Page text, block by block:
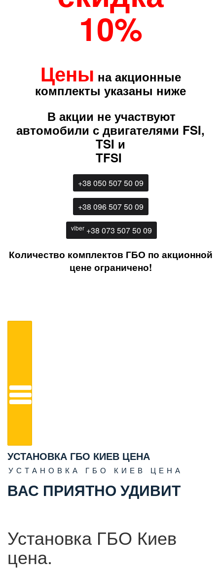
10%
Цены на акционные
комплекты указаны ниже
В акции не участвуют
автомобили с двигателями FSI,
TSI и
TFSI
+38 050 507 50 09
+38 096 507 50 09
viber +38 073 507 50 09
Количество комплектов ГБО по акционной
цене ограничено!
УСТАНОВКА ГБО КИЕВ ЦЕНА
УСТАНОВКА ГБО КИЕВ ЦЕНА
ВАС ПРИЯТНО УДИВИТ
Установка ГБО Киев
цена.